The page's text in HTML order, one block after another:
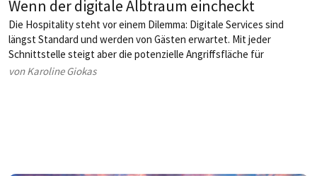
Wenn der digitale Albtraum eincheckt
Die Hospitality steht vor einem Dilemma: Digitale Services sind
längst Standard und werden von Gästen erwartet. Mit jeder
Schnittstelle steigt aber die potenzielle Angriffsfläche für
Cyberkriminelle. Der Umgang mit den Risiken wird damit zur
von Karoline Giokas